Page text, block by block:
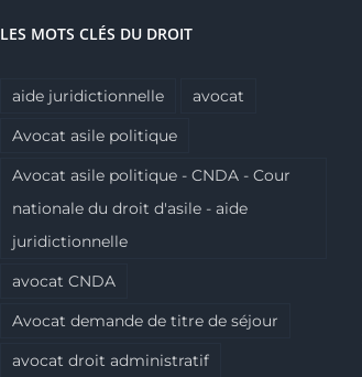
LES MOTS CLÉS DU DROIT
aide juridictionnelle
avocat
Avocat asile politique
Avocat asile politique - CNDA - Cour
nationale du droit d'asile - aide
juridictionnelle
avocat CNDA
Avocat demande de titre de séjour
avocat droit administratif